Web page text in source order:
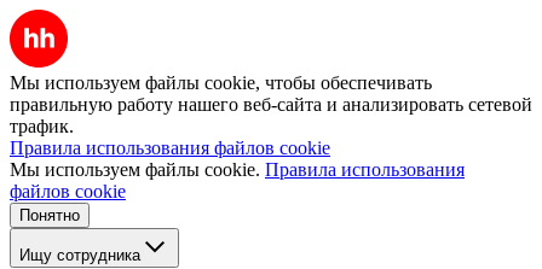
Мы используем файлы cookie, чтобы обеспечивать
правильную работу нашего веб-сайта и анализировать сетевой
трафик.
Правила использования файлов cookie
Мы используем файлы cookie. Правила использования
файлов cookie
Понятно
Ищу сотрудника